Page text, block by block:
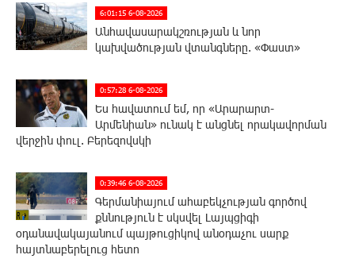
6:01:15 6-08-2026
Անհավասարակշռության և նոր
կախվածության վտանգները. «Փաստ»
0:57:28 6-08-2026
Ես հավատում եմ, որ «Արարարտ-
Արմենիան» ունակ է անցնել որակավորման
վերջին փուլ. Բերեզովսկի
0:39:46 6-08-2026
Գերմանիայում ահաբեկչության գործով
քննություն է սկսվել Լայպցիգի
օդանավակայանում պայթուցիկով անօդաչու սարք
հայտնաբերելուց հետո